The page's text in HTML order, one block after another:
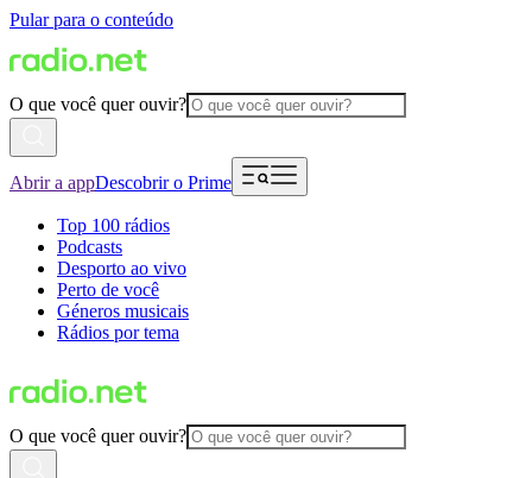
Pular para o conteúdo
O que você quer ouvir?
Abrir a appDescobrir o Prime
Top 100 rádios
Podcasts
Desporto ao vivo
Perto de você
Géneros musicais
Rádios por tema
O que você quer ouvir?